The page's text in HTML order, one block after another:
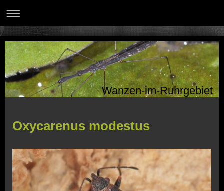
Wanzen-im-Ruhrgebiet
Oxycarenus modestus